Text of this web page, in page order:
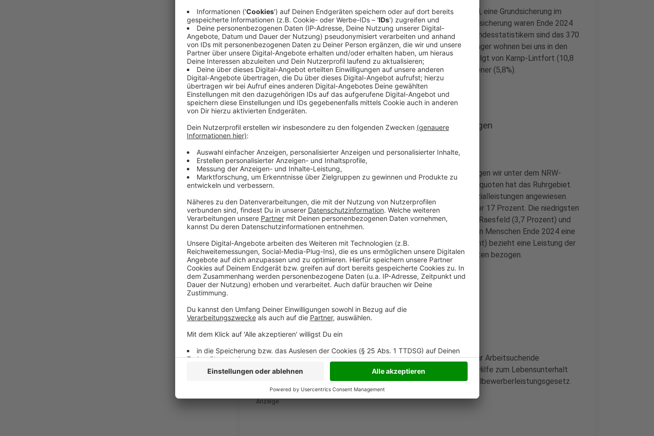
Weniger Menschen im Kreis Wesel beziehen entweder Bürgergeld, eine Grundsicherung im
Alter oder Asylbewerberleistungen. Auf eine sogenannte Mindestsicherung waren Ende 2024
43.174 (-0,8 Prozent) Menschen bei uns angewiesen. Laut den Landesstatistikern sind das 370
weniger als im Jahr davor (43 544). Die meisten Sozialhilfeempfänger wohnen bei uns in den
Städten: Spitzenreiter sind Moers (11,6%) und Wesel (11 %), gefolgt von Kamp-Lintfort (10,8
%). Am wenigsten Mindestsicherungsleistungen beziehen die Alpener (5,8%).
Anzeige
2 Mio. Menschen in NRW haben Sozialleistungen bezogen
Ungefähr jeder Elfte kreisweit bezieht Sozialleistungen. Damit liegen wir unter dem NRW-
Schnitt, hier ist es jeder Neunte. Die höchsten Mindestsicherungsquoten hat das Ruhrgebiet.
Am höchsten ist sie in Gelsenkirchen. Hier ist jeder Fünfte auf Sozialleistungen angewiesen.
Aber auch in Essen, Dortmund und Gladbeck liegen die Quoten über 17 Prozent. Die niedrigsten
Mindestsicherungsquoten sind im Kreis Borken in den Gemeinden Raesfeld (3,7 Prozent) und
Südlohn (3,9 Prozent) zu finden. Landesweit haben fast 2 Millionen Menschen Ende 2024 eine
soziale Mindestsicherung erhalte. Etwa jeder Neunte (11,1 Prozent) bezieht eine Leistung der
sozialen Mindestsicherung. Dabei wird das Bürgergeld am häufigsten bezogen.
Anzeige
Was ist die Mindestsicherung?
Zu den Mindestsicherungsleistungen zählen die Grundsicherung für Arbeitsuchende
(Bürgergeld), Grundsicherung im Alter und bei Erwerbsminderung, Hilfe zum Lebensunterhalt
außerhalb von Einrichtungen sowie Regelleistungen nach dem Asylbewerberleistungsgesetz.
Anzeige